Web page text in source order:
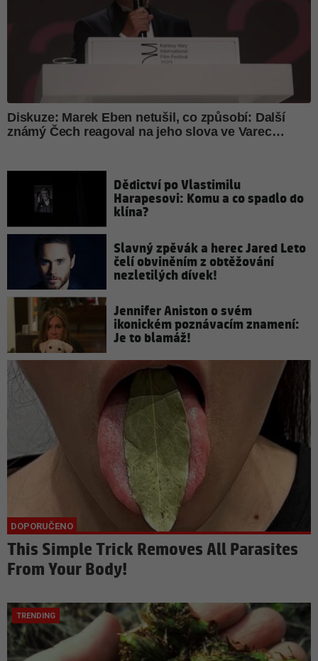
Dědictví po Vlastimilu
Harapesovi: Komu a co spadlo do
klína?
Slavný zpěvák a herec Jared Leto
čelí obviněním z obtěžování
nezletilých dívek!
Jennifer Aniston o svém
ikonickém poznávacím znamení:
Je to blamáž!
This Simple Trick Removes All Parasites
From Your Body!